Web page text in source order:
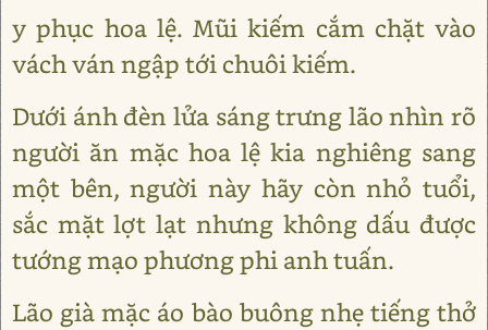
y phục hoa lệ. Mũi kiếm cắm chặt vào
vách ván ngập tới chuôi kiếm.
Dưới ánh đèn lửa sáng trưng lão nhìn rõ
người ăn mặc hoa lệ kia nghiêng sang
một bên, người này hãy còn nhỏ tuổi,
sắc mặt lợt lạt nhưng không dấu được
tướng mạo phương phi anh tuấn.
Lão già mặc áo bào buông nhẹ tiếng thở